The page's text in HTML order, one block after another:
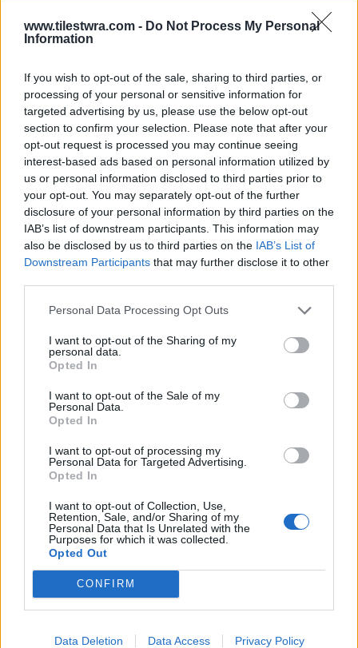
www.tilestwra.com - Do Not Process My Personal
Information
If you wish to opt-out of the sale, sharing to third parties, or
processing of your personal or sensitive information for
targeted advertising by us, please use the below opt-out
section to confirm your selection. Please note that after your
opt-out request is processed you may continue seeing
interest-based ads based on personal information utilized by
us or personal information disclosed to third parties prior to
your opt-out. You may separately opt-out of the further
disclosure of your personal information by third parties on the
IAB’s list of downstream participants. This information may
also be disclosed by us to third parties on the IAB’s List of
Downstream Participants that may further disclose it to other
Personal Data Processing Opt Outs
I want to opt-out of the Sharing of my
personal data.
Opted In
I want to opt-out of the Sale of my
Personal Data.
Opted In
I want to opt-out of processing my
Personal Data for Targeted Advertising.
Opted In
I want to opt-out of Collection, Use,
Retention, Sale, and/or Sharing of my
Personal Data that Is Unrelated with the
Purposes for which it was collected.
Opted Out
CONFIRM
Data Deletion Data Access Privacy Policy
διαίσθηση. Δεν χρειάζεται να τους
εξομολογηθείς τις αμαρτίες σου. Πάντα
ξέρουν.
Μια γυναίκα πάνω από τα σαράντα
φαίνεται ωραία όταν φορά φωτεινό
κόκκινο κραγιόν. Αυτό δεν είναι αλήθεια
για τις νεότερες. Αν προσπεράσεις μια δυο
σέξι από μια νεότερη της.